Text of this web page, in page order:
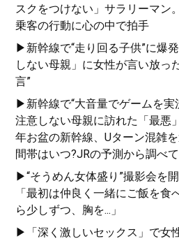
スクをつけない」サラリーマン
乗客の行動に心の中で拍手
▶新幹線で“走り回る子供”に爆
しない母親」に女性が言い放っ
言”
▶新幹線で“大音量でゲームを実
注意しない母親に訪れた「最悪
年お盆の新幹線、Uターン混雑
間帯はいつ?JRの予測から調べ
▶“そうめん女体盛り”撮影会を
「最初は仲良く一緒にご飯を食
ら少しずつ、胸を...」
▶「深く激しいセックス」で女